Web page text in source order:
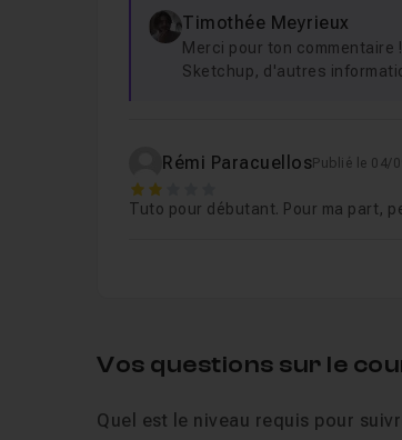
Timothée Meyrieux
Merci pour ton
Sketchup, d'autres
Rémi ParacuellosPublié le 04/
2
Tuto pour débutant. Pour ma part,
Vos questions sur le
Quel est le niveau requis pour